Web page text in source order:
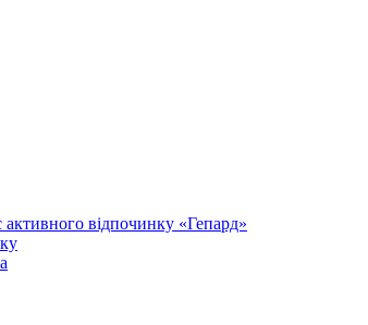
активного відпочинку «Гепард»